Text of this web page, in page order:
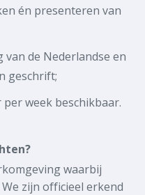
én presenteren van
de Nederlandse en
geschrift;
week beschikbaar.
waarbij
zijn officieel erkend